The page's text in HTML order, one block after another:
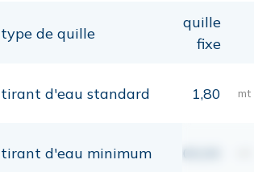
type de quille
quille
fixe
tirant d'eau standard 1,80 mt
tirant d'eau minimum 00,00